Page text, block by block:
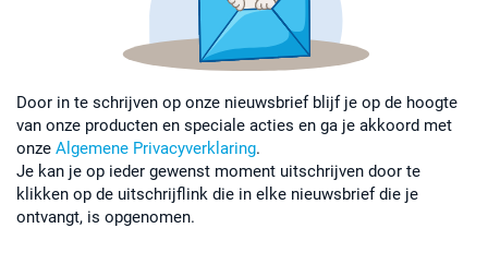
Door in te schrijven op onze nieuwsbrief blijf je op de hoogte
van onze producten en speciale acties en ga je akkoord met
onze Algemene Privacyverklaring.
Je kan je op ieder gewenst moment uitschrijven door te
klikken op de uitschrijflink die in elke nieuwsbrief die je
ontvangt, is opgenomen.